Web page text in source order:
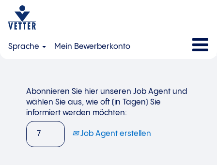
Sprache Mein Bewerberkonto
Abonnieren Sie hier unseren Job Agent und
wählen Sie aus, wie oft (in Tagen) Sie
informiert werden möchten:
Job Agent erstellen